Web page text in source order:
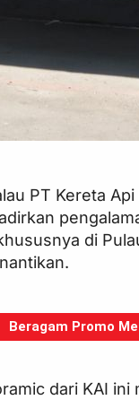
PT Kereta
di
Beragam Promo
dari KAI